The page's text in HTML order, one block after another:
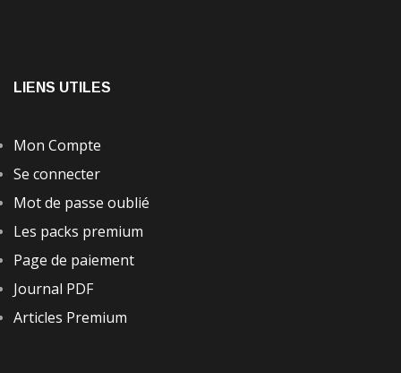
LIENS UTILES
Mon Compte
Se connecter
Mot de passe oublié
Les packs premium
Page de paiement
Journal PDF
Articles Premium